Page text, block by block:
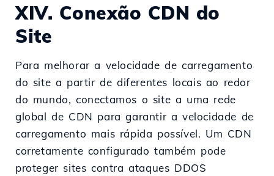
XIV. Conexão CDN do
Site
Para melhorar a velocidade de carregamento
do site a partir de diferentes locais ao redor
do mundo, conectamos o site a uma rede
global de CDN para garantir a velocidade de
carregamento mais rápida possível. Um CDN
corretamente configurado também pode
proteger sites contra ataques DDOS